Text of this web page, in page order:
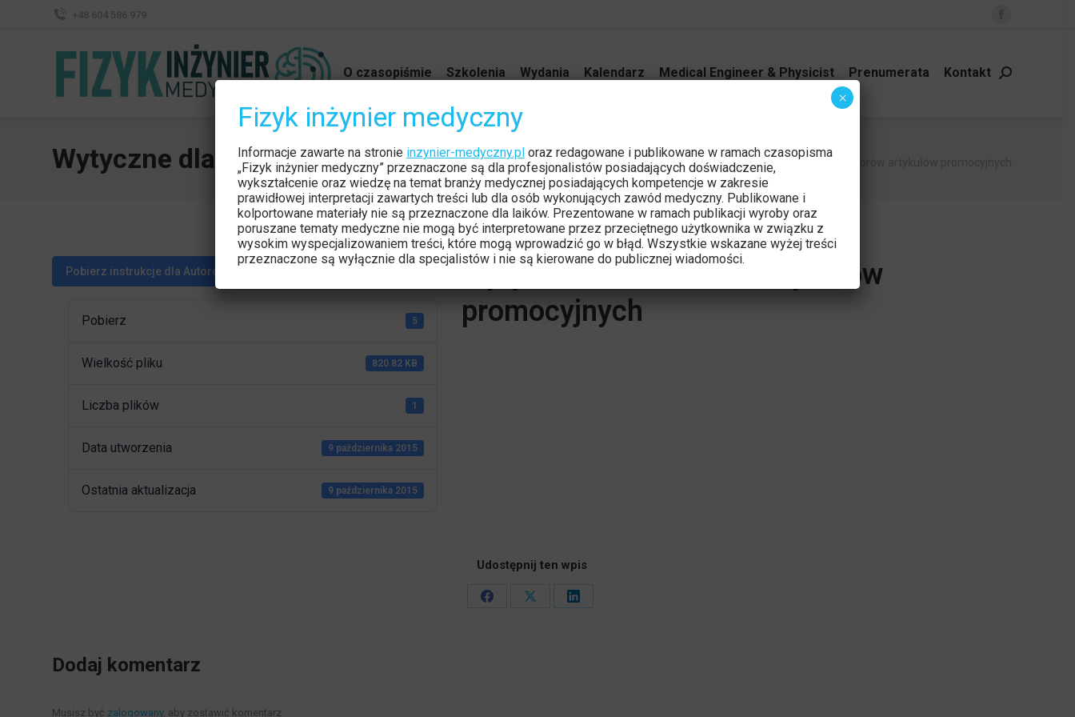
Facebook
opens
O czasopiśmie Szkolenia Wydania Kalendarz Medical Engineer & Physicist Prenumerata Kontakt Szukaj:
Wytyczne dla Autorów artykułów promocyjnych Jesteś tutaj:
Strona główna Plik Wytyczne dla Autorów artykułów promocyjnych
Pobierz instrukcje dla Autorów artykułów sponsorowanych
Pobierz 5
Wielkość pliku 820.82 KB
Liczba plików 1
Data utworzenia 9 października 2015
Ostatnia aktualizacja 9 października 2015
Wytyczne dla Autorów artykułów
promocyjnych
Udostępnij ten wpis
Share
Share
Share
Dodaj komentarz
Musisz być zalogowany, aby zostawić komentarz.
Fizyk inżynier medyczny
Informacje zawarte na stronie inzynier-medyczny.ploraz redagowane i publikowane w ramach czasopisma
„Fizyk inżynier medyczny” przeznaczone są dla profesjonalistów posiadających doświadczenie,
wykształcenie oraz wiedzę na temat branży medycznej posiadających kompetencje w zakresie
prawidłowej interpretacji zawartych treści lub dla osób wykonujących zawód medyczny. Publikowane i
kolportowane materiały nie są przeznaczone dla laików. Prezentowane w ramach publikacji wyroby oraz
poruszane tematy medyczne nie mogą być interpretowane przez przeciętnego użytkownika w związku z
wysokim wyspecjalizowaniem treści, które mogą wprowadzić go w błąd. Wszystkie wskazane wyżej treści
przeznaczone są wyłącznie dla specjalistów i nie są kierowane do publicznej wiadomości.
×